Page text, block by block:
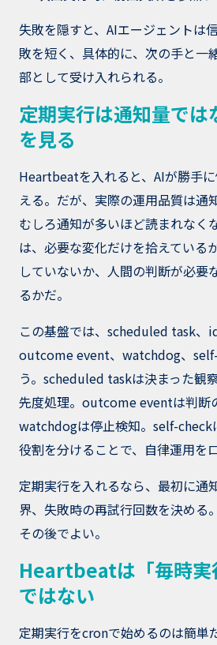
失敗を隠すと、AIエージェントは
敗を短く、具体的に、次の手と一
部として受け入れられる。
定期実行は通知量では
を見る
Heartbeatを入れると、AIが勝手
える。だが、実際の運用品質は通
むしろ通知が多いほど読まれなく
は、必要な変化だけを拾えている
していないか、人間の判断が必要
るかだ。
この基盤では、scheduled task、
outcome event、watchdog、
う。scheduled taskは決まった観
先度処理。outcome eventは判断
watchdogは停止検知。self-check
役割を分けることで、自律運用を
定期実行を入れるなら、最初に通
界、失敗時の再試行回数を決める
その後でよい。
Heartbeatは「毎時実
ではない
定期実行をcronで始めるのは簡単